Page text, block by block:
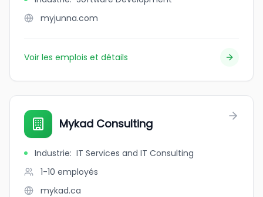
myjunna.com
Voir les emplois et détails
Mykad Consulting
Industrie: IT Services and IT Consulting
1-10 employés
mykad.ca